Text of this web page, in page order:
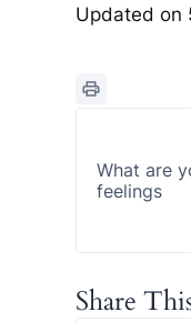
Updated on
What are
feelings
Share